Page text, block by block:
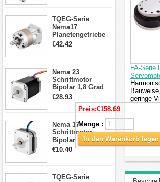
TQEG-Serie
Nema17
Planetengetriebe
5:1 Spiel 15Arc-
€42.42
Nema 23
Schrittmotor
Bipolar 1,8 Grad
2,83Nm 4 A 2,26V
CNC Hybrid-
Schrittmotor mit 8
€28.93
Nema 17
Schrittmotor
Bipolar 1.8 Grad
8.7Ncm 1A 3.5V 4
€10.40
TQEG-Serie
FA-Serie
geringe
Preis:€158.69
Menge :
In den Warenkorb legen